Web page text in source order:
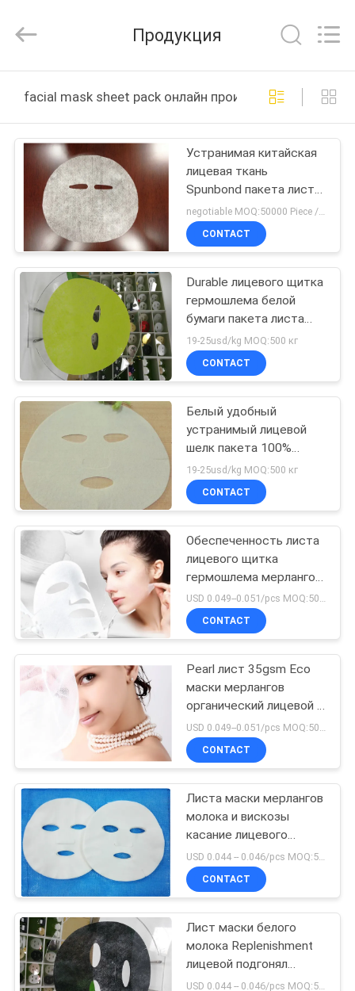
ДОМ
ПРОДУКТЫ
НАСЧЕТ
НАС
ПУТЕШЕСТВИЕ
ФАБРИКИ
ПРОВЕРКА
КАЧЕСТВА
СВЯЖИТЕСЬ
МЫ
НОВОСТИ
СПРОСИТЕ
ЦИТАТУ
КАРТА
САЙТА
PRIVACY
POLICY
Rights
by
Продукция
facial mask sheet pack онлайн производство
Устранимая китайская
лицевая ткань
Spunbond пакета листа
маски Non сплетенная negotiable MOQ:50000 Piece / Pieces
CONTACT
Durable лицевого щитка
гермошлема белой
бумаги пакета листа
маски Tencel
косметологии лицевой
19-25usd/kg MOQ:500 кг
CONTACT
Белый удобный
устранимый лицевой
шелк пакета 100%
листа маски
естественный
19-25usd/kg MOQ:500 кг
CONTACT
Обеспеченность листа
лицевого щитка
гермошлема мерлангов
перлы органическим
подгонянная пакетом
USD 0.049--0.051/pcs MOQ:50000pcs
CONTACT
Pearl лист 35gsm Eco
маски мерлангов
органический лицевой -
содружественное
USD 0.049--0.051/pcs MOQ:50000pcs
CONTACT
Листа маски мерлангов
молока и вискозы
касание лицевого
мягкое отсутствие
аллергии к коже
CONTACT
Лист маски белого
молока Replenishment
лицевой подгонял
21*21cm